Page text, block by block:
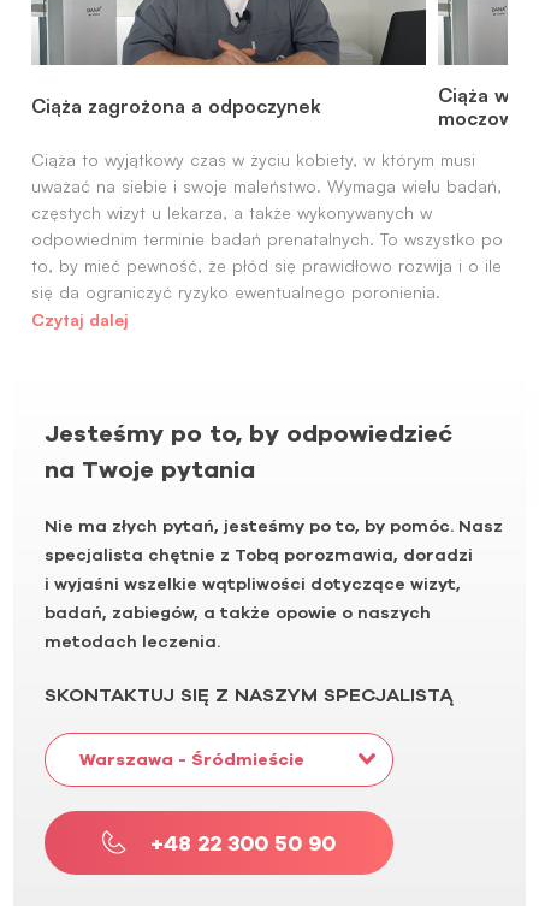
Ciąża zagrożona a odpoczynek
Ciąża w
Ciąża to wyjątkowy czas w życiu kobiety, w którym musi
uważać na siebie i swoje maleństwo. Wymaga wielu badań,
częstych wizyt u lekarza, a także wykonywanych w
odpowiednim terminie badań prenatalnych. To wszystko po
to, by mieć pewność, że płód się prawidłowo rozwija i o ile
się da ograniczyć ryzyko ewentualnego poronienia.
Czytaj dalej
Jesteśmy po to, by odpowiedzieć
na Twoje pytania
Nie ma złych pytań, jesteśmy po to, by pomóc. Nasz
specjalista chętnie z Tobą porozmawia, doradzi
i wyjaśni wszelkie wątpliwości dotyczące wizyt,
badań, zabiegów, a także opowie o naszych
metodach leczenia.
SKONTAKTUJ SIĘ Z NASZYM SPECJALISTĄ
Warszawa - Śródmieście
+48 22 300 50 90